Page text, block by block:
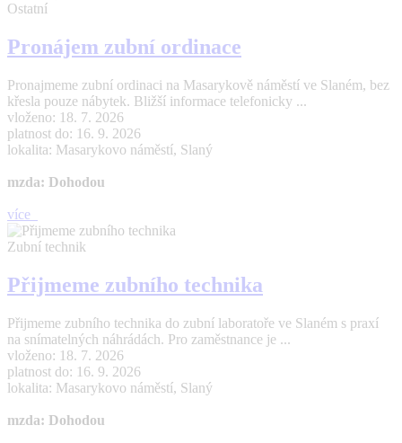
Ostatní
Pronájem zubní ordinace
Pronajmeme zubní ordinaci na Masarykově náměstí ve Slaném, bez
křesla pouze nábytek. Bližší informace telefonicky ...
vloženo: 18. 7. 2026
platnost do: 16. 9. 2026
lokalita: Masarykovo náměstí, Slaný
mzda: Dohodou
více
Zubní technik
Přijmeme zubního technika
Přijmeme zubního technika do zubní laboratoře ve Slaném s praxí
na snímatelných náhrádách. Pro zaměstnance je ...
vloženo: 18. 7. 2026
platnost do: 16. 9. 2026
lokalita: Masarykovo náměstí, Slaný
mzda: Dohodou